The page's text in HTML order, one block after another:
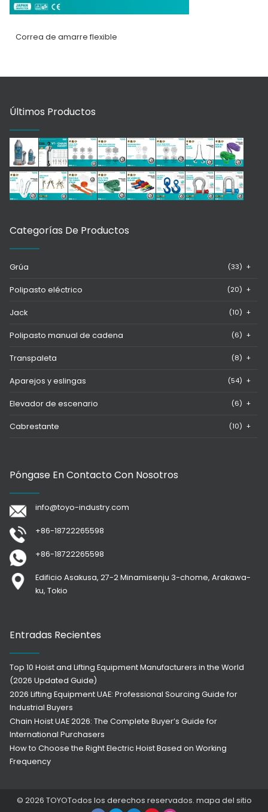
Correa de amarre flexible
Últimos Productos
Categorías De Productos
Grúa (33) +
Polipasto eléctrico (20) +
Jack (10) +
Polipasto manual de cadena (6) +
Transpaleta (8) +
Aparejos y eslingas (54) +
Elevador de escenario (6) +
Cabrestante (10) +
Póngase En Contacto Con Nosotros
info@toyo-industry.com
+86-18722265598
+86-18722265598
Edificio Asakusa, 27-2 Minamisenju 3-chome, Arakawa-
ku, Tokio
Entradas Recientes
Top 10 Hoist and Lifting Equipment Manufacturers in the World
(2026 Updated Guide)
2026 Lifting Equipment UAE: Professional Sourcing Guide for
Industrial Buyers
Chain Hoist UAE 2026: The Complete Buyer’s Guide for
International Purchasers
How to Choose the Right Electric Hoist Based on Working
Frequency
© 2026 TOYOTodos los derechos reservados. mapa del sitio